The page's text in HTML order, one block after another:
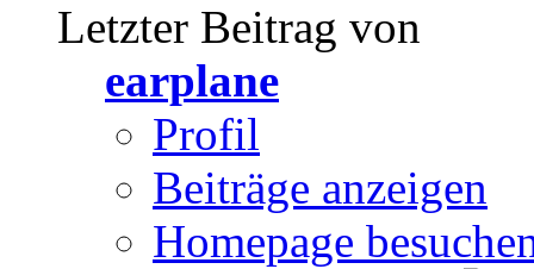
Letzter Beitrag von
earplane
Profil
Beiträge anzeigen
Homepage